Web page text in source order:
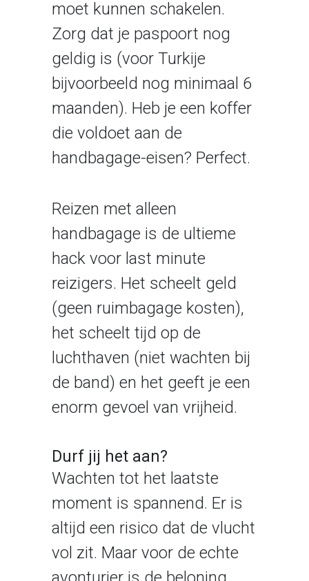
moet kunnen schakelen.
Zorg dat je paspoort nog
geldig is (voor Turkije
bijvoorbeeld nog minimaal 6
maanden). Heb je een koffer
die voldoet aan de
handbagage-eisen? Perfect.
Reizen met alleen
handbagage is de ultieme
hack voor last minute
reizigers. Het scheelt geld
(geen ruimbagage kosten),
het scheelt tijd op de
luchthaven (niet wachten bij
de band) en het geeft je een
enorm gevoel van vrijheid.
Durf jij het aan?
Wachten tot het laatste
moment is spannend. Er is
altijd een risico dat de vlucht
vol zit. Maar voor de echte